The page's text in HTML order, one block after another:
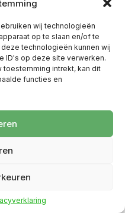
wij technologieën
op te slaan en/of te
technologieën kunnen wij
ID's op deze site verwerken.
intrekt, kan dit
functies en